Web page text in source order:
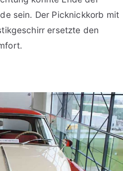
sein. Der Picknickkorb mit
ersetzte den